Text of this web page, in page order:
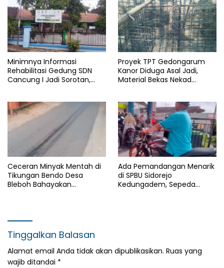
Minimnya Informasi
Rehabilitasi Gedung SDN
Cancung I Jadi Sorotan,
Proyek TPT Gedongarum
Kanor Diduga Asal Jadi,
Material Bekas Nekad
Ceceran Minyak Mentah di
Tikungan Bendo Desa
Bleboh Bahayakan
Ada Pemandangan Menarik
di SPBU Sidorejo
Kedungadem, Sepeda
Tinggalkan Balasan
Alamat email Anda tidak akan dipublikasikan. Ruas yang
wajib ditandai *